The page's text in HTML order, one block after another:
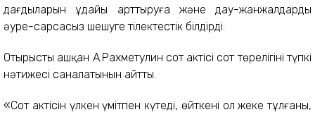
дағды­ларын ұдайы арттыруға және дау-жанжалдарды
әуре-сарсаңсыз шешуге тілектестік білдірді.
Отырысты ашқан А.Рахметулин сот актісі сот төрелігінің түпкі
нәтижесі саналатынын айтты.
«Сот актісін үлкен үмітпен күтеді, өйткені ол жеке тұлғаның,